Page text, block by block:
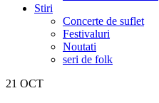
Stiri
Concerte de suflet
Festivaluri
Noutati
seri de folk
21 OCT